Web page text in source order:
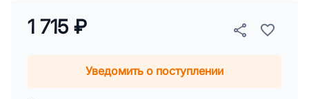
1 715 ₽
Уведомить о поступлении